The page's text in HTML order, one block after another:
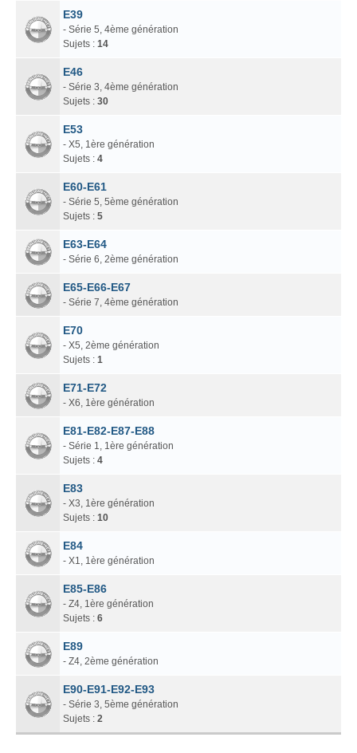
E39
- Série 5, 4ème génération
Sujets : 14
E46
- Série 3, 4ème génération
Sujets : 30
E53
- X5, 1ère génération
Sujets : 4
E60-E61
- Série 5, 5ème génération
Sujets : 5
E63-E64
- Série 6, 2ème génération
E65-E66-E67
- Série 7, 4ème génération
E70
- X5, 2ème génération
Sujets : 1
E71-E72
- X6, 1ère génération
E81-E82-E87-E88
- Série 1, 1ère génération
Sujets : 4
E83
- X3, 1ère génération
Sujets : 10
E84
- X1, 1ère génération
E85-E86
- Z4, 1ère génération
Sujets : 6
E89
- Z4, 2ème génération
E90-E91-E92-E93
- Série 3, 5ème génération
Sujets : 2